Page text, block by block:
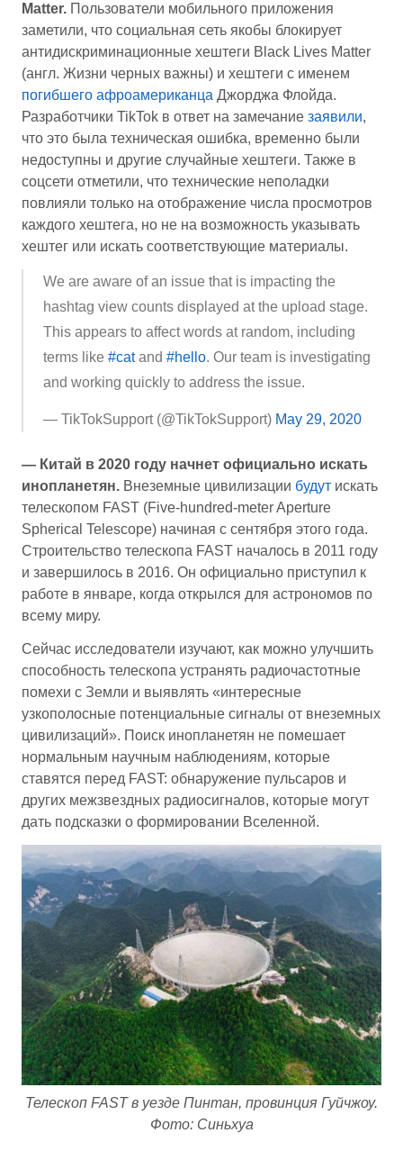
Matter. Пользователи мобильного приложения
заметили, что социальная сеть якобы блокирует
антидискриминационные хештеги Black Lives Matter
(англ. Жизни черных важны) и хештеги с именем
погибшего афроамериканца Джорджа Флойда.
Разработчики TikTok в ответ на замечание заявили,
что это была техническая ошибка, временно были
недоступны и другие случайные хештеги. Также в
соцсети отметили, что технические неполадки
повлияли только на отображение числа просмотров
каждого хештега, но не на возможность указывать
хештег или искать соответствующие материалы.
We are aware of an issue that is impacting the
hashtag view counts displayed at the upload stage.
This appears to affect words at random, including
terms like #catand #hello. Our team is investigating
and working quickly to address the issue.
— TikTokSupport (@TikTokSupport) May 29, 2020
— Китай в 2020 году начнет официально искать
инопланетян. Внеземные цивилизации будут искать
телескопом FAST (Five-hundred-meter Aperture
Spherical Telescope) начиная с сентября этого года.
Строительство телескопа FAST началось в 2011 году
и завершилось в 2016. Он официально приступил к
работе в январе, когда открылся для астрономов по
всему миру.
Сейчас исследователи изучают, как можно улучшить
способность телескопа устранять радиочастотные
помехи с Земли и выявлять «интересные
узкополосные потенциальные сигналы от внеземных
цивилизаций». Поиск инопланетян не помешает
нормальным научным наблюдениям, которые
ставятся перед FAST: обнаружение пульсаров и
других межзвездных радиосигналов, которые могут
дать подсказки о формировании Вселенной.
Телескоп FAST в уезде Пинтан, провинция Гуйчжоу.
Фото: Синьхуа